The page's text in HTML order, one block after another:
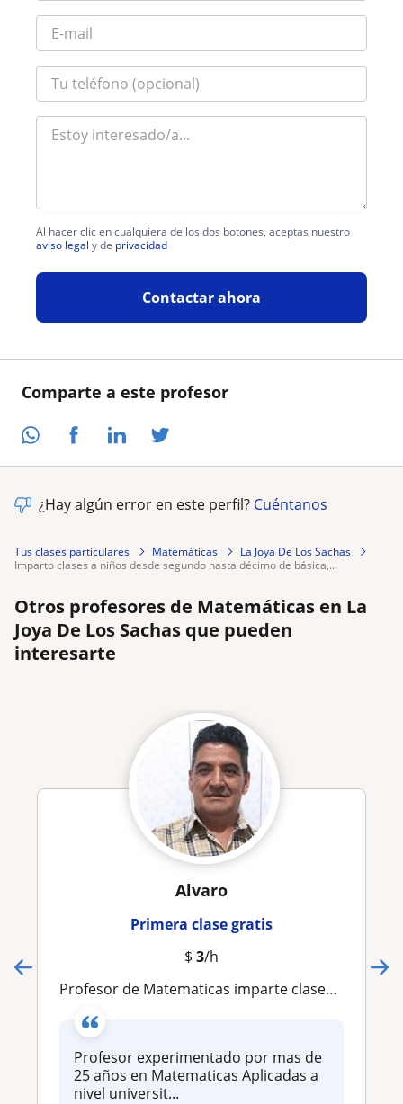
Comparte a este profesor
Al hacer clic en cualquiera de los dos botones, aceptas nuestro
aviso legal y de privacidad
Contactar ahora
¿Hay algún error en este perfil? Cuéntanos
Tus clases particulares Matemáticas
La Joya De Los Sachas
imparto clases a niños desde segundo hasta décimo de básica,...
Otros profesores de Matemáticas en La
Joya De Los Sachas que pueden
interesarte
Alvaro
Primera clase gratis
$ 3/h
Profesor de Matematicas imparte clases secundaria y universitaria
Profesor experimentado por mas de
25 años en Matematicas Aplicadas a
nivel universit...